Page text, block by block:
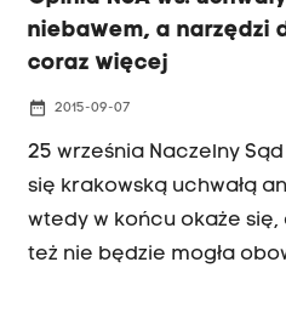
niebawem, a narzędzi
coraz więcej
date_range 2015-09-07
25 września Naczelny
się krakowską uchwałą
wtedy w końcu okaże się,
też nie będzie mogła